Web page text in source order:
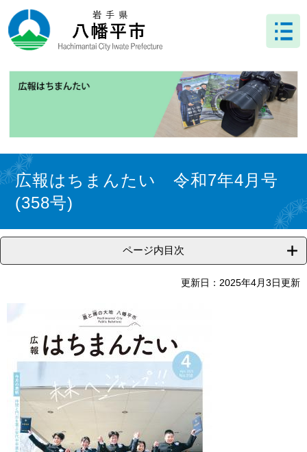
ー
ジ
ニ
ュ
文 広報はちまんたい 令和7年4月号
(358号)
ページ内目次
更新日：2025年4月3日更新